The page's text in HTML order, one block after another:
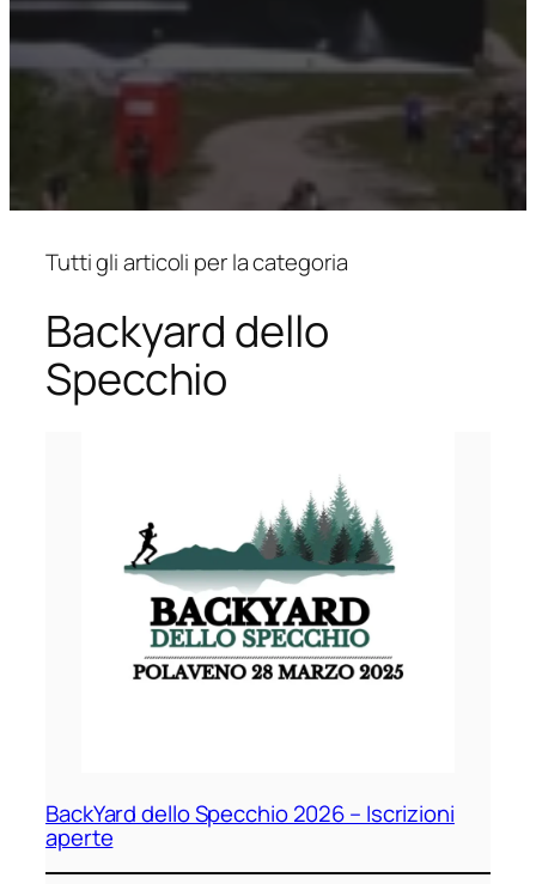
Tutti gli articoli per la categoria
Backyard dello
Specchio
BackYard dello Specchio 2026 – Iscrizioni
aperte